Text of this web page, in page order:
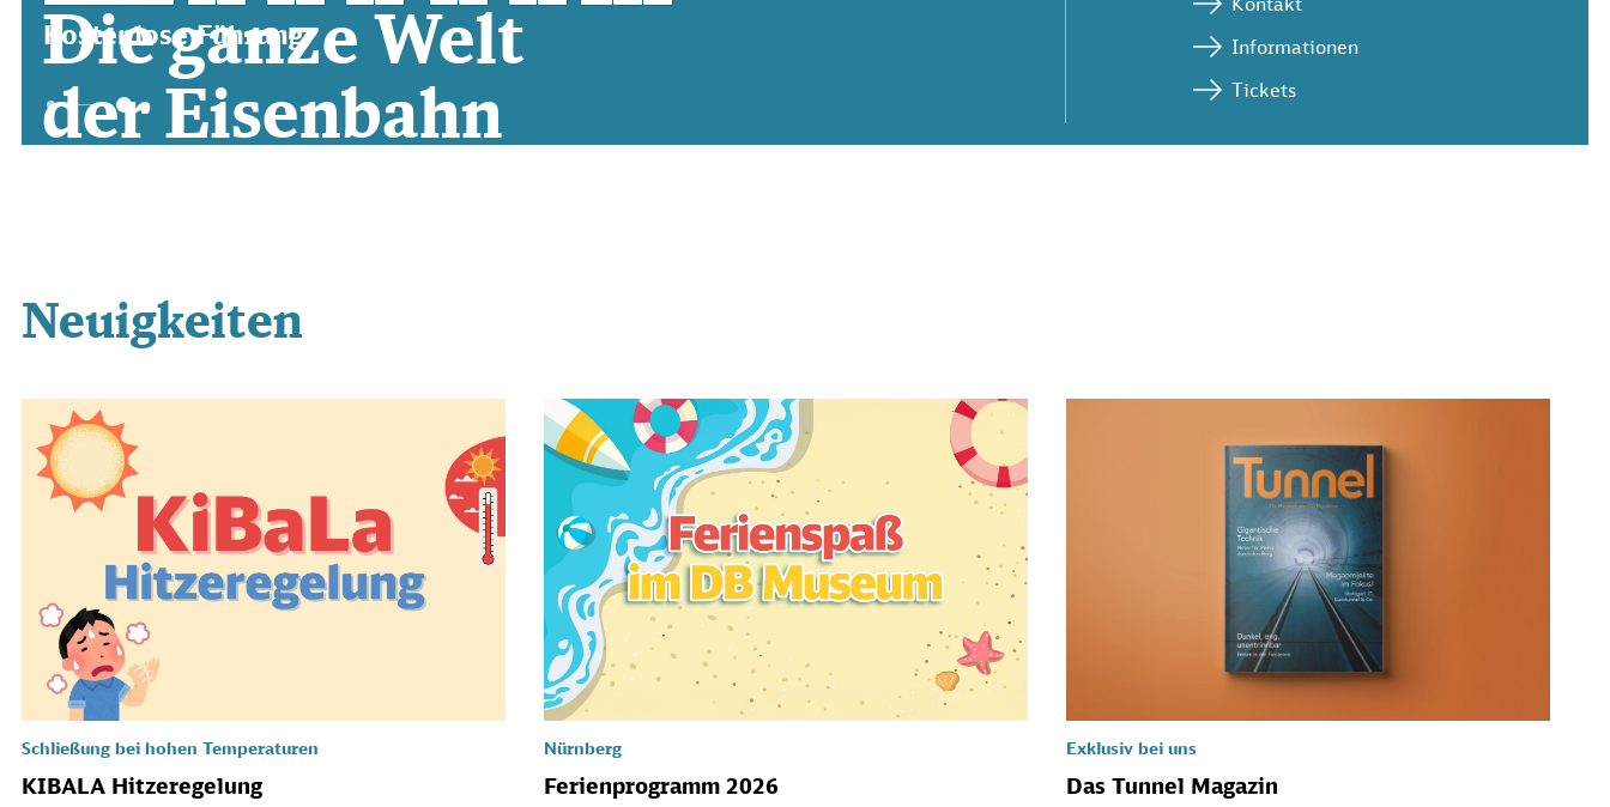
Die ganze Welt
der Eisenbahn
Kostenlose Führung
Informationen
Tickets
Neuigkeiten
Schließung bei hohen Temperaturen
KIBALA Hitzeregelung
Nürnberg
Ferienprogramm 2026
Exklusiv bei uns
Das Tunnel Magazin